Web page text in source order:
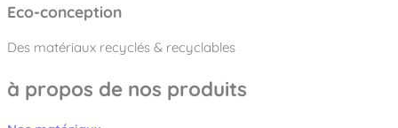
Eco-conception
Des matériaux recyclés & recyclables
à propos de nos produits